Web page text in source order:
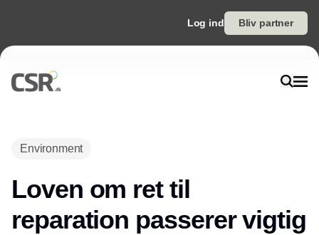
Log ind Bliv partner
Environment
Loven om ret til
reparation passerer vigtig